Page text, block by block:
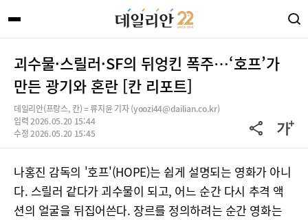
괴수물·스릴러·SF의 뒤엉킨 폭주…‘호프’가
만든 광기와 혼란 [칸 리포트]
데일리안(프랑스, 칸) = 류지윤 기자 (yoozi44@dailian.co.kr)
입력 2026.05.20 15:44
수정 2026.05.20 15:45
나홍진 감독의 '호프'(HOPE)는 쉽게 설명되는 영화가 아니
다. 스릴러 같다가 괴수물이 되고, 어느 순간 다시 추격 액
션의 얼굴을 뒤집어쓴다. 장르를 정의하려는 순간 영화는